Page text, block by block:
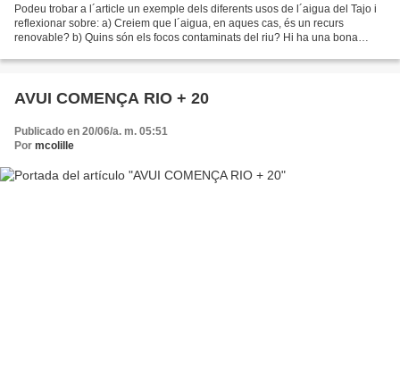
Podeu trobar a l´article un exemple dels diferents usos de l´aigua del Tajo i
reflexionar sobre: a) Creiem que l´aigua, en aques cas, és un recurs
renovable? b) Quins són els focos contaminats del riu? Hi ha una bona
AVUI COMENÇA RIO + 20
Publicado en 20/06/a. m. 05:51
Por mcolille